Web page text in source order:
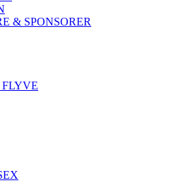
& SPONSORER